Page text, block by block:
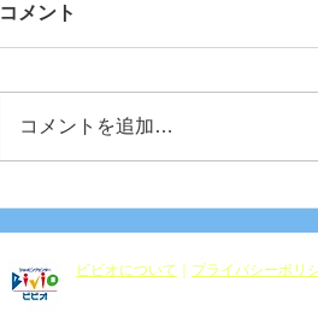
コメント
コメントを追加…
ビビオについて ｜ プライバシーポリ